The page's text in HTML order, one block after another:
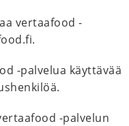
vertaafood -
-palvelua käyttävää
-palvelun